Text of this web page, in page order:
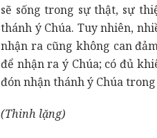
sẽ sống trong sự thật, sự
thánh ý Chúa. Tuy nhiên,
nhận ra cũng không can
để nhận ra ý Chúa; có đủ
đón nhận thánh ý Chúa
(Thinh lặng)